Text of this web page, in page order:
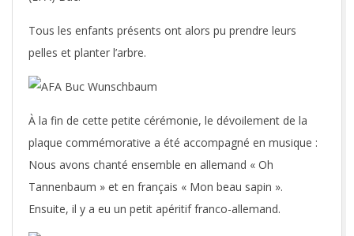
Tous les enfants présents ont alors pu prendre leurs
pelles et planter l’arbre.
À la fin de cette petite cérémonie, le dévoilement de la
plaque commémorative a été accompagné en musique :
Nous avons chanté ensemble en allemand « Oh
Tannenbaum » et en français « Mon beau sapin ».
Ensuite, il y a eu un petit apéritif franco-allemand.